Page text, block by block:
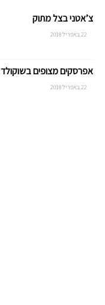
צ’אטני בצל מתוק
22 באפריל 2018
אפרסקים מצופים בשוקולד
22 באפריל 2018